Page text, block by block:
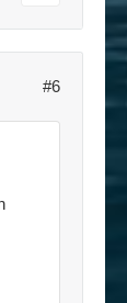
#6